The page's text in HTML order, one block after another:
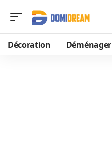
Décoration Déménager